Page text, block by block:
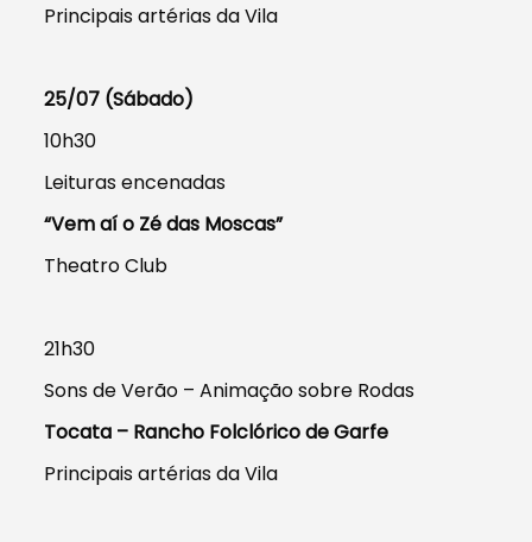
Principais artérias da Vila
25/07 (Sábado)
10h30
Leituras encenadas
“Vem aí o Zé das Moscas”
Theatro Club
21h30
Sons de Verão – Animação sobre Rodas
Tocata – Rancho Folclórico de Garfe
Principais artérias da Vila